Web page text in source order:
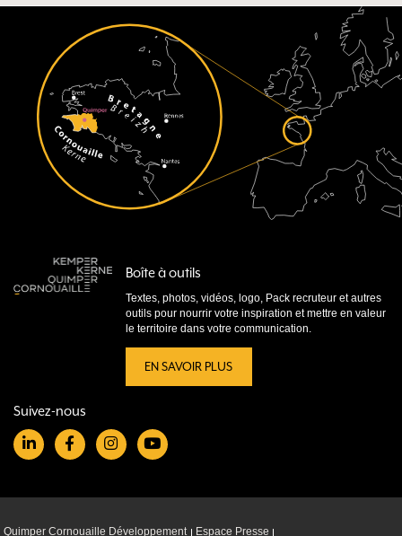
Boîte à outils
Textes, photos, vidéos, logo, Pack recruteur et autres
outils pour nourrir votre inspiration et mettre en valeur
le territoire dans votre communication.
EN SAVOIR PLUS
Suivez-nous
Quimper Cornouaille Développement Espace Presse